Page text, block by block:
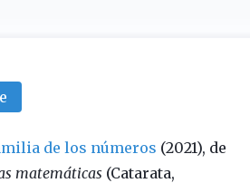
de los números (2021), de
matemáticas (Catarata,